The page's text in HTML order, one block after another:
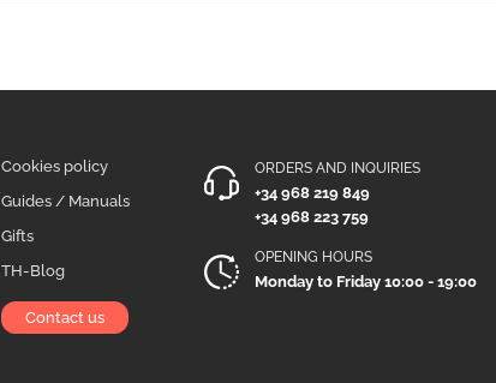
Cookies policy
Guides / Manuals
Gifts
TH-Blog
Contact us
ORDERS AND INQUIRIES
+34 968 219 849
+34 968 223 759
OPENING HOURS
Monday to Friday 10:00 - 19:00